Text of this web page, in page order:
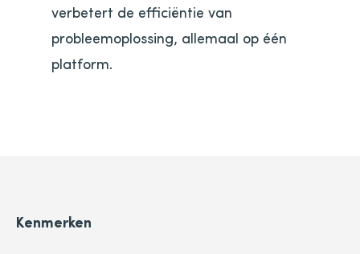
verbetert de efficiëntie van
probleemoplossing, allemaal op één
platform.
Kenmerken